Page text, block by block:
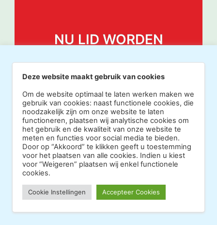
NU LID WORDEN
Vormgeving Hoenenenvandooren
· ·
Deze website maakt gebruik van cookies
Om de website optimaal te laten werken maken we
gebruik van cookies: naast functionele cookies, die
noodzakelijk zijn om onze website te laten
functioneren, plaatsen wij analytische cookies om
het gebruik en de kwaliteit van onze website te
meten en functies voor social media te bieden.
Door op “Akkoord” te klikken geeft u toestemming
voor het plaatsen van alle cookies. Indien u kiest
voor “Weigeren” plaatsen wij enkel functionele
cookies.
Cookie Instellingen Accepteer Cookies